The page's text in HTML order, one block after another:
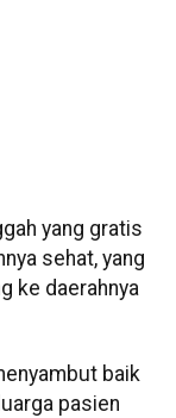
yang gratis
sehat, yang
ke daerahnya
baik
pasien